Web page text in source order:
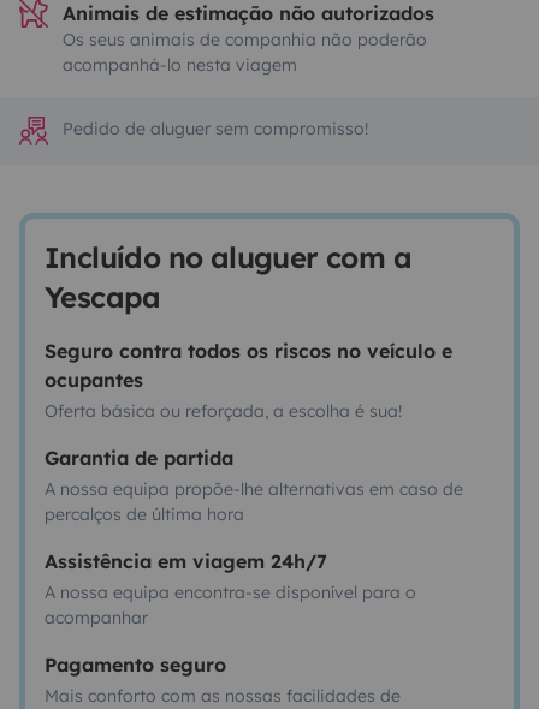
Animais de estimação não autorizados
Os seus animais de companhia não poderão
acompanhá-lo nesta viagem
Pedido de aluguer sem compromisso!
Incluído no aluguer com a
Yescapa
Seguro contra todos os riscos no veículo e
ocupantes
Oferta básica ou reforçada, a escolha é sua!
Garantia de partida
A nossa equipa propõe-lhe alternativas em caso de
percalços de última hora
Assistência em viagem 24h/7
A nossa equipa encontra-se disponível para o
acompanhar
Pagamento seguro
Mais conforto com as nossas facilidades de